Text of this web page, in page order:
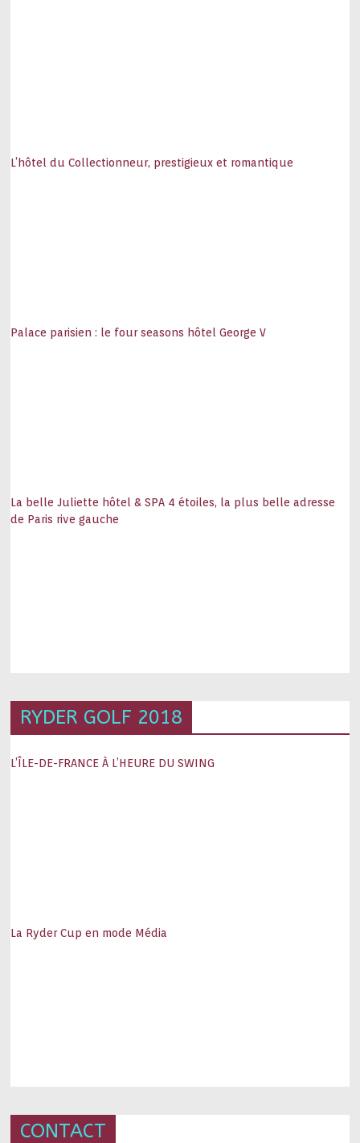
L’hôtel du Collectionneur, prestigieux et romantique
Palace parisien : le four seasons hôtel George V
La belle Juliette hôtel & SPA 4 étoiles, la plus belle adresse
de Paris rive gauche
RYDER GOLF 2018
L’ÎLE-DE-FRANCE À L’HEURE DU SWING
La Ryder Cup en mode Média
CONTACT